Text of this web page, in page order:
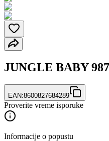
JUNGLE BABY
EAN:8600827684289
Proverite vreme isporuke
Informacije o popustu